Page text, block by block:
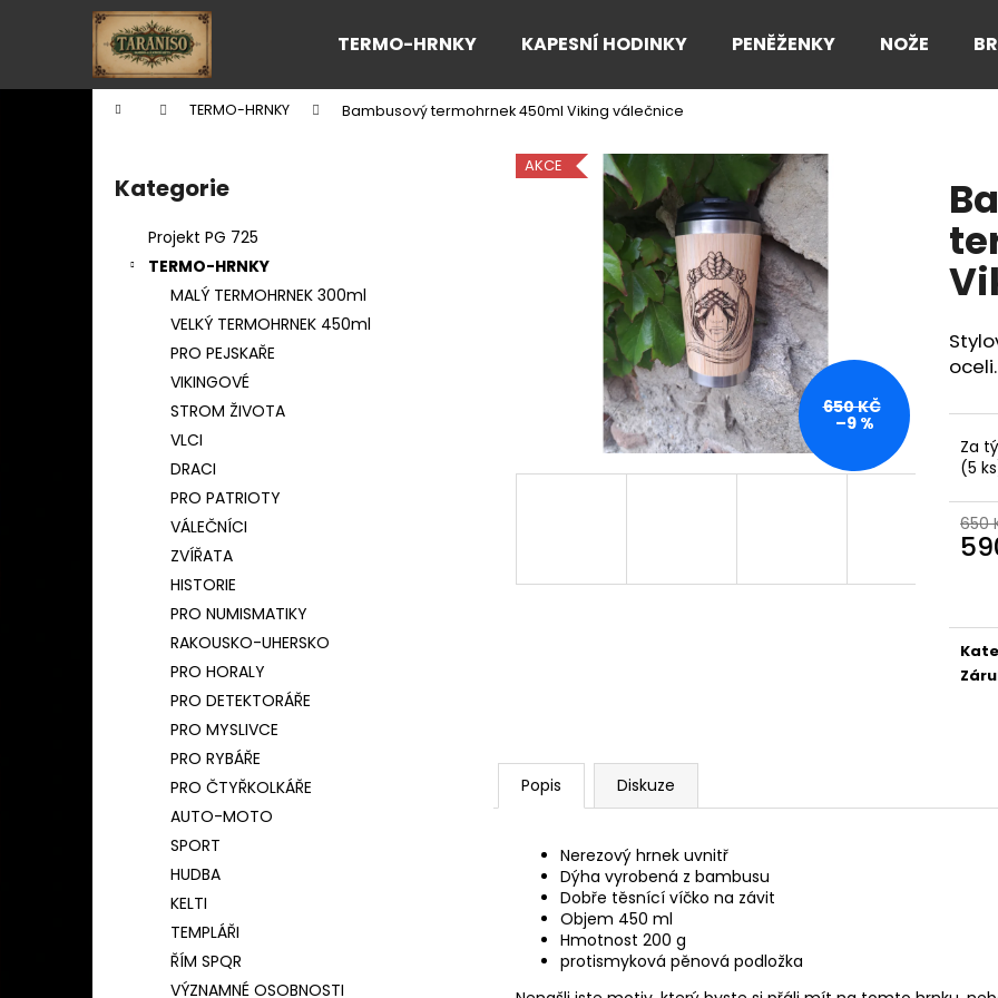
TERMO-HRNKY KAPESNÍ HODINKY PENĚŽENKY NOŽE
Domů TERMO-HRNKY Bambusový termohrnek 450ml Viking válečnice
Přeskočit
kategorie
Kategorie
Projekt PG 725
TERMO-HRNKY
MALÝ TERMOHRNEK 300ml
VELKÝ TERMOHRNEK 450ml
PRO PEJSKAŘE
VIKINGOVÉ
STROM ŽIVOTA
VLCI
DRACI
PRO PATRIOTY
VÁLEČNÍCI
ZVÍŘATA
HISTORIE
PRO NUMISMATIKY
RAKOUSKO-UHERSKO
PRO HORALY
PRO DETEKTORÁŘE
PRO MYSLIVCE
PRO RYBÁŘE
PRO ČTYŘKOLKÁŘE
AUTO-MOTO
SPORT
HUDBA
KELTI
TEMPLÁŘI
ŘÍM SPQR
VÝZNAMNÉ OSOBNOSTI
oceli.
Za
(5
650
AKCE
650 KČ
–9 %
Popis Diskuze
Nerezový hrnek uvnitř
Dýha vyrobená z bambusu
Dobře těsnící víčko na závit
Objem 450 ml
Hmotnost 200 g
protismyková pěnová podložka
í
Zpět
do
Zpět
do
Co potřebujete najít?
HLEDAT
Doporučujeme
BAMBUSOVÝ TERMOHRNEK 450ML
ČESKÝ LEV
590 Kč
KAPESNÍ
490